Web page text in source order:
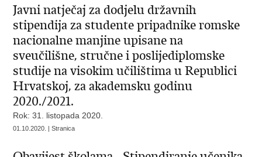
Javni natječaj za dodjelu državnih
stipendija za studente pripadnike romske
nacionalne manjine upisane na
sveučilišne, stručne i poslijediplomske
studije na visokim učilištima u Republici
Hrvatskoj, za akademsku godinu
2020./2021.
Rok: 31. listopada 2020.
01.10.2020. | Stranica